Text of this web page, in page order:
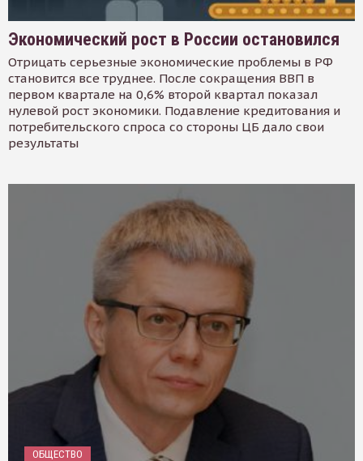
Экономический рост в России остановился
Отрицать серьезные экономические проблемы в РФ
становится все труднее. После сокращения ВВП в
первом квартале на 0,6% второй квартал показал
нулевой рост экономики. Подавление кредитования и
потребительского спроса со стороны ЦБ дало свои
результаты
ОБЩЕСТВО